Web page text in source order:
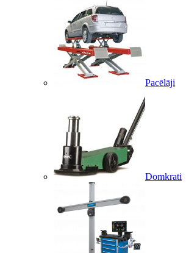
Pacēlāji
Domkrati